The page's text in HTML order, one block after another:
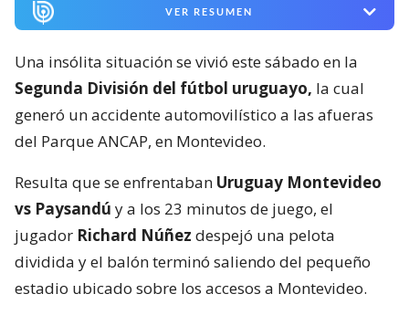
VER RESUMEN
Una insólita situación se vivió este sábado en la
Segunda División del fútbol uruguayo, la cual
generó un accidente automovilístico a las afueras
del Parque ANCAP, en Montevideo.
Resulta que se enfrentaban Uruguay Montevideo
vs Paysandú y a los 23 minutos de juego, el
jugador Richard Núñez despejó una pelota
dividida y el balón terminó saliendo del pequeño
estadio ubicado sobre los accesos a Montevideo.